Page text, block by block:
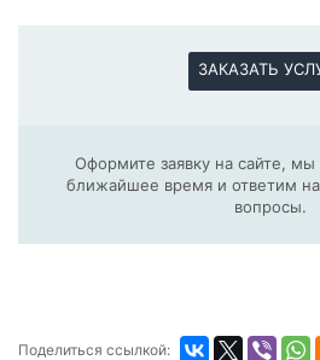
ЗАКАЗАТЬ
Оформите заявку на сайте,
ближайшее время и ответим
вопросы.
Поделиться ссылкой: